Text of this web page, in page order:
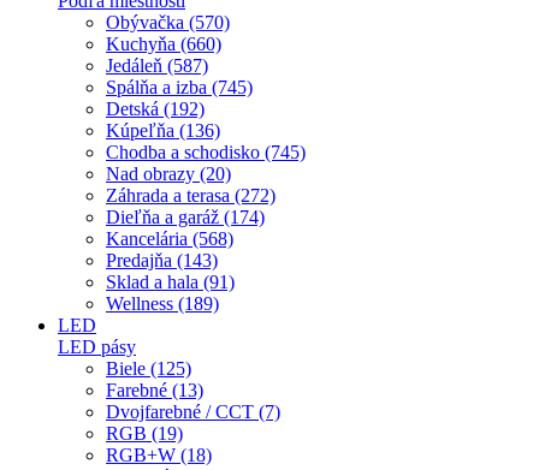
Obývačka (570)
Kuchyňa (660)
Jedáleň (587)
Spálňa a izba (745)
Detská (192)
Kúpeľňa (136)
Chodba a schodisko (745)
Nad obrazy (20)
Záhrada a terasa (272)
Dieľňa a garáž (174)
Kancelária (568)
Predajňa (143)
Sklad a hala (91)
Wellness (189)
LED
LED pásy
Biele (125)
Farebné (13)
Dvojfarebné / CCT (7)
RGB (19)
RGB+W (18)